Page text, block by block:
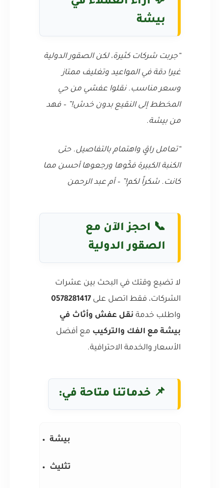
بيشة
“جربت شركات كثيرة، لكن الصقور الدولية
غير! دقة في المواعيد وتغليف ممتاز
وسعر مناسب. نقلوا عفشي من حي
المخطط إلى النقيع بدون خدش!” – فهد
من بيشة.
“تعامل راقٍ واهتمام بالتفاصيل. حتى
الكنبة الكبيرة فكّوها ورجعوها أحسن مما
كانت. شكراً لكم!” – أم عبد الرحمن
📞 احجز الآن مع
الصقور الدولية
لا تضيع وقتك في البحث بين عشرات
الشركات، فقط اتصل على 0578281417
واطلب خدمة نقل عفش وأثاث في
بيشة مع الفك والتركيب مع أفضل
الأسعار والخدمة الاحترافية.
📌 خدماتنا متاحة في:
بيشة
تثليث